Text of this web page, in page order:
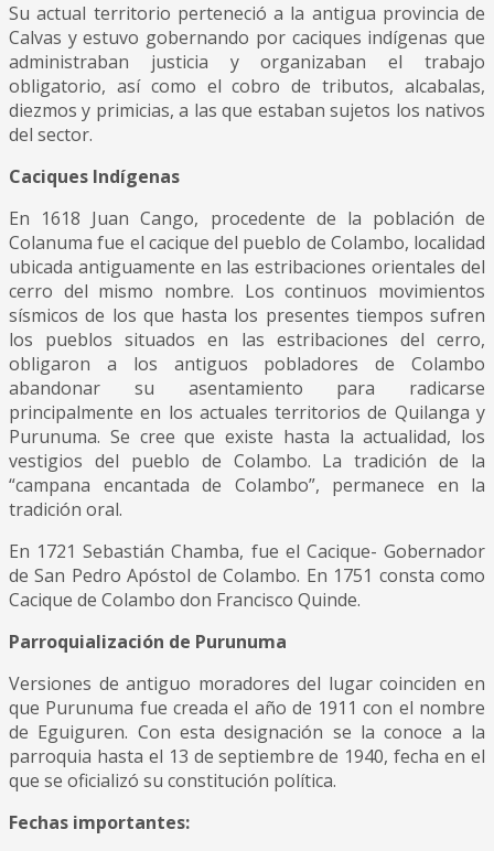
Su actual territorio perteneció a la antigua provincia de
Calvas y estuvo gobernando por caciques indígenas que
administraban justicia y organizaban el trabajo
obligatorio, así como el cobro de tributos, alcabalas,
diezmos y primicias, a las que estaban sujetos los nativos
del sector.
Caciques Indígenas
En 1618 Juan Cango, procedente de la población de
Colanuma fue el cacique del pueblo de Colambo, localidad
ubicada antiguamente en las estribaciones orientales del
cerro del mismo nombre. Los continuos movimientos
sísmicos de los que hasta los presentes tiempos sufren
los pueblos situados en las estribaciones del cerro,
obligaron a los antiguos pobladores de Colambo
abandonar su asentamiento para radicarse
principalmente en los actuales territorios de Quilanga y
Purunuma. Se cree que existe hasta la actualidad, los
vestigios del pueblo de Colambo. La tradición de la
“campana encantada de Colambo”, permanece en la
tradición oral.
En 1721 Sebastián Chamba, fue el Cacique- Gobernador
de San Pedro Apóstol de Colambo. En 1751 consta como
Cacique de Colambo don Francisco Quinde.
Parroquialización de Purunuma
Versiones de antiguo moradores del lugar coinciden en
que Purunuma fue creada el año de 1911 con el nombre
de Eguiguren. Con esta designación se la conoce a la
parroquia hasta el 13 de septiembre de 1940, fecha en el
que se oficializó su constitución política.
Fechas importantes: